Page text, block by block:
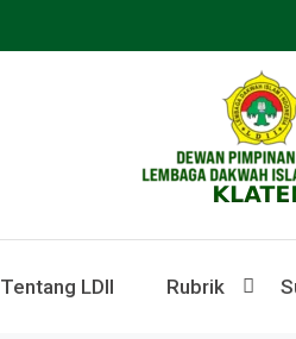
LDII
Tentang LDII Rubrik